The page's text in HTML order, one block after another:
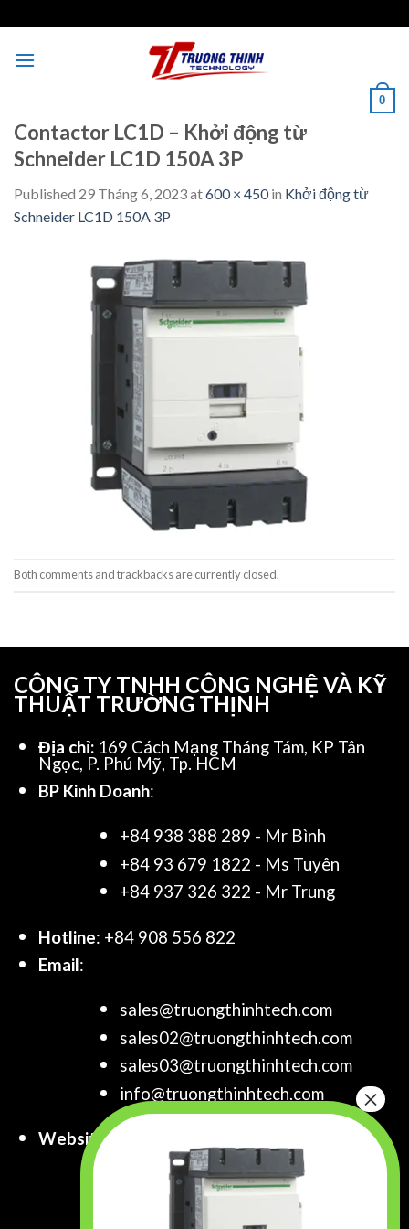
to
content
0
Contactor LC1D – Khởi động từ
Schneider LC1D 150A 3P
Published 29 Tháng 6, 2023at600 × 450in Khởi động từ
Schneider LC1D 150A 3P
Both comments and trackbacks are currently closed.
CÔNG TY TNHH CÔNG NGHỆ VÀ KỸ
THUẬT TRƯỜNG THỊNH
Địa chỉ: 169 Cách Mạng Tháng Tám, KP Tân
Ngọc, P. Phú Mỹ, Tp. HCM
BP Kinh Doanh:
+84 938 388 289 - Mr Bình
+84 93 679 1822 - Ms Tuyên
+84 937 326 322 - Mr Trung
Hotline: +84 908 556 822
Email:
sales@truongthinhtech.com
sales02@truongthinhtech.com
sales03@truongthinhtech.com
info@truongthinhtech.com
Website:
www.truongthinhtech.com
www.components.com.vn